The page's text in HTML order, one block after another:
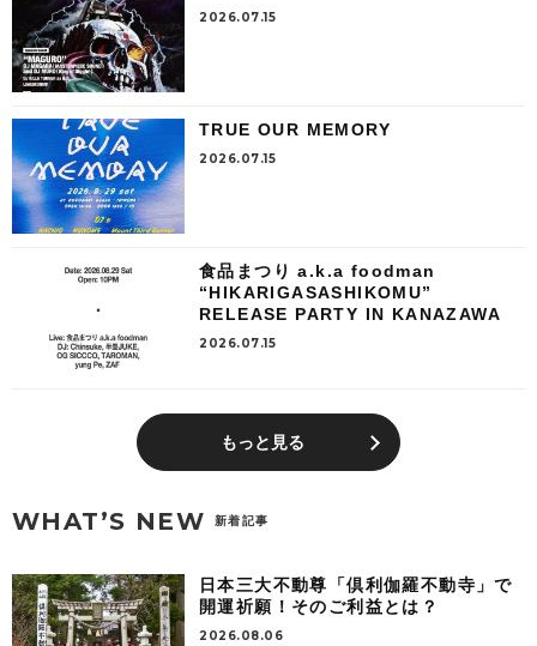
2026.07.15
TRUE OUR MEMORY
2026.07.15
食品まつり a.k.a foodman
“HIKARIGASASHIKOMU”
RELEASE PARTY IN KANAZAWA
2026.07.15
もっと見る
WHAT’S NEW 新着記事
日本三大不動尊「倶利伽羅不動寺」で
開運祈願！そのご利益とは？
2026.08.06